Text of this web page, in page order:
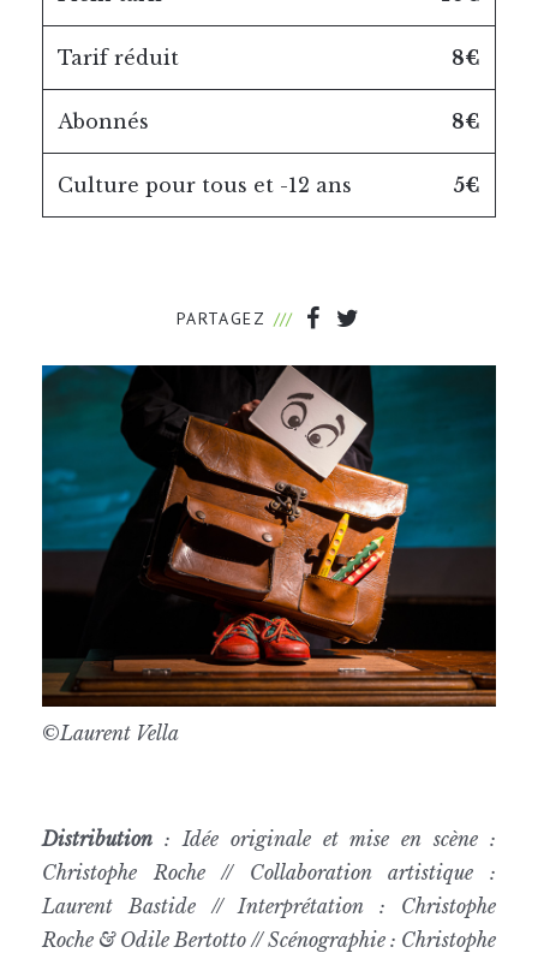
Tarif réduit 8€
Abonnés 8€
Culture pour tous et -12 ans 5€
PARTAGEZ
©Laurent Vella
Distribution : Idée originale et mise en scène :
Christophe Roche // Collaboration artistique :
Laurent Bastide // Interprétation : Christophe
Roche & Odile Bertotto // Scénographie : Christophe